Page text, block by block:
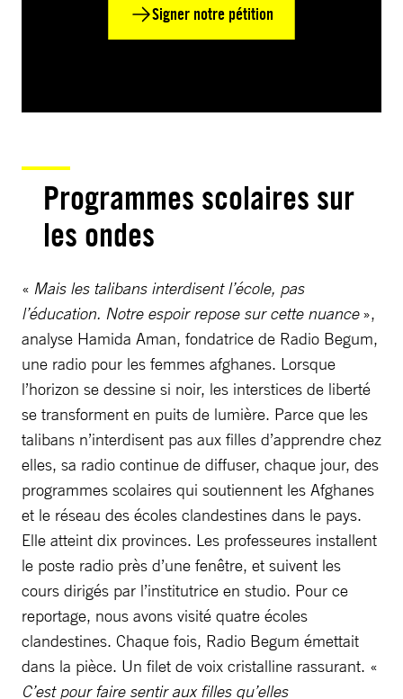
Signer notre pétition
Programmes scolaires sur
les ondes
« Mais les talibans interdisent l’école, pas
l’éducation. Notre espoir repose sur cette nuance»,
analyse Hamida Aman, fondatrice de Radio Begum,
une radio pour les femmes afghanes. Lorsque
l’horizon se dessine si noir, les interstices de liberté
se transforment en puits de lumière. Parce que les
talibans n’interdisent pas aux filles d’apprendre chez
elles, sa radio continue de diffuser, chaque jour, des
programmes scolaires qui soutiennent les Afghanes
et le réseau des écoles clandestines dans le pays.
Elle atteint dix provinces. Les professeures installent
le poste radio près d’une fenêtre, et suivent les
cours dirigés par l’institutrice en studio. Pour ce
reportage, nous avons visité quatre écoles
clandestines. Chaque fois, Radio Begum émettait
dans la pièce. Un filet de voix cristalline rassurant. «
C’est pour faire sentir aux filles qu’elles